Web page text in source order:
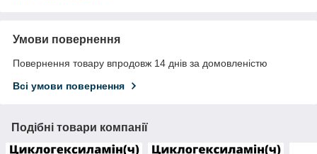
Умови повернення
Повернення товару впродовж 14 днів за домовленістю
Всі умови повернення
Подібні товари компанії